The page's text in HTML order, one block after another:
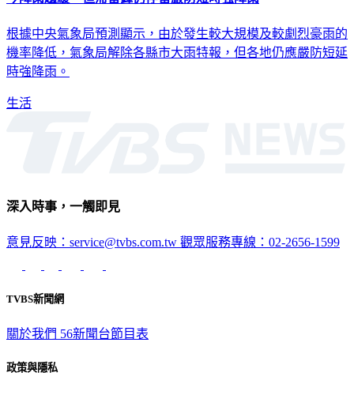
根據中央氣象局預測顯示，由於發生較大規模及較劇烈豪雨的
機率降低，氣象局解除各縣市大雨特報，但各地仍應嚴防短延
時強降雨。
生活
深入時事，一觸即見
意見反映：service@tvbs.com.tw 觀眾服務專線：02-2656-1599
TVBS新聞網
關於我們 56新聞台節目表
政策與隱私